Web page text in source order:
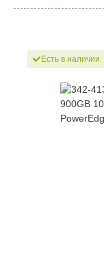
Есть в наличии